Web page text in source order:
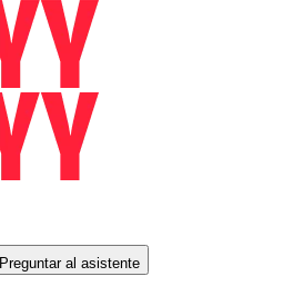
Preguntar al asistente